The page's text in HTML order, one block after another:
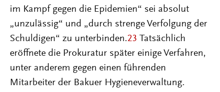
im Kampf gegen die Epidemien“ sei absolut
„unzulässig“ und „durch strenge Verfolgung der
Schuldigen“ zu unterbinden.23 Tatsächlich
eröffnete die Prokuratur später einige Verfahren,
unter anderem gegen einen führenden
Mitarbeiter der Bakuer Hygieneverwaltung.